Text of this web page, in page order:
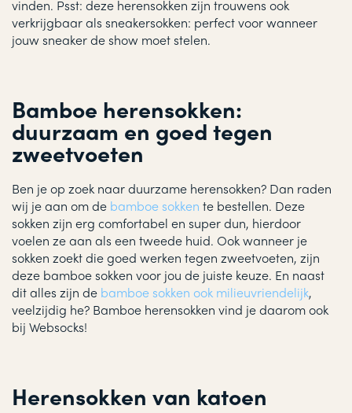
vinden. Psst: deze herensokken zijn trouwens ook
verkrijgbaar als sneakersokken: perfect voor wanneer
jouw sneaker de show moet stelen.
Bamboe herensokken:
duurzaam en goed tegen
zweetvoeten
Ben je op zoek naar duurzame herensokken? Dan raden
wij je aan om de bamboe sokken te bestellen. Deze
sokken zijn erg comfortabel en super dun, hierdoor
voelen ze aan als een tweede huid. Ook wanneer je
sokken zoekt die goed werken tegen zweetvoeten, zijn
deze bamboe sokken voor jou de juiste keuze. En naast
dit alles zijn de bamboe sokken ook milieuvriendelijk,
veelzijdig he? Bamboe herensokken vind je daarom ook
bij Websocks!
Herensokken van katoen